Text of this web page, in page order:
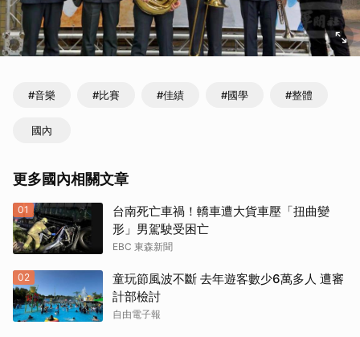
#音樂 #比賽 #佳績 #國學 #整體
國內
更多國內相關文章
01
台南死亡車禍！轎車遭大貨車壓「扭曲變
形」男駕駛受困亡
EBC 東森新聞
02
童玩節風波不斷 去年遊客數少6萬多人 遭審
計部檢討
自由電子報